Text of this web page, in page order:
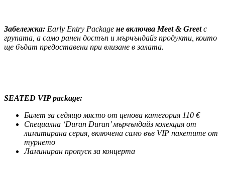
Забележка: Early Entry Package не включва Meet & Greetс
групата, а само ранен достъп и мърчъндайз продукти, които
ще бъдат предоставени при влизане в залата.
SEATED VIP package:
Билет за седящо място от ценова категория 110 €
Специална ‘Duran Duran’мърчъндайз колекция от
лимитирана серия включена само във VIP пакетите от
турнето
Ламиниран пропуск за концерта